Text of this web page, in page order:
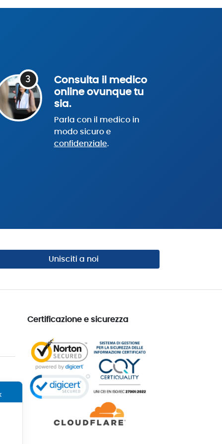
3
Consulta il medico
online ovunque tu
sia.
Parla con il medico in
modo sicuro e
confidenziale.
Unisciti a noi
Certificazione e sicurezza